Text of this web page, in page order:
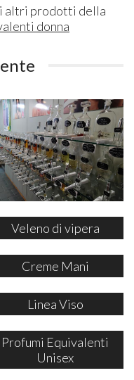
altri prodotti della
donna
Veleno di vipera
Creme Mani
Linea Viso
Profumi Equivalenti
Unisex